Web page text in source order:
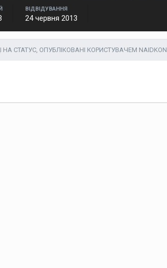
ВІДВІДУВАННЯ
24 червня 2013
НА СТАТУС, ОПУБЛІКОВАНІ КОРИСТУВАЧЕМ NAIDKON